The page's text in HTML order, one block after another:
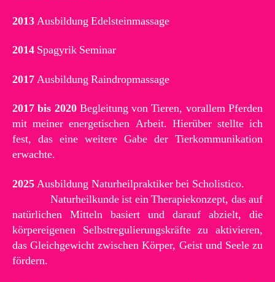
2013Ausbildung Edelsteinmassage
2014 Spagyrik Seminar
2017Ausbildung Raindropmassage
2017 bis 2020Begleitung von Tieren, vorallem Pferden
mit meiner energetischen Arbeit. Hierüber stellte ich
fest, das eine weitere Gabe der Tierkommunikation
erwachte.
2025Ausbildung Naturheilpraktiker bei Scholistico.
Naturheilkunde ist ein Therapiekonzept, das auf
natürlichen Mitteln basiert und darauf abzielt, die
körpereigenen Selbstregulierungskräfte zu aktivieren,
das Gleichgewicht zwischen Körper, Geist und Seele zu
fördern.